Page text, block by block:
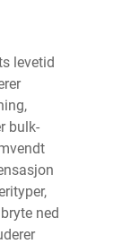
levetid
bulk-
ned